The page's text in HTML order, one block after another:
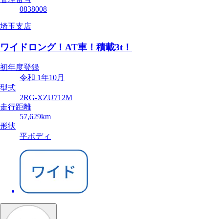
0838008
埼玉支店
ワイドロング！AT車！積載3t！
初年度登録
令和 1年10月
型式
2RG-XZU712M
走行距離
57,629km
形状
平ボディ